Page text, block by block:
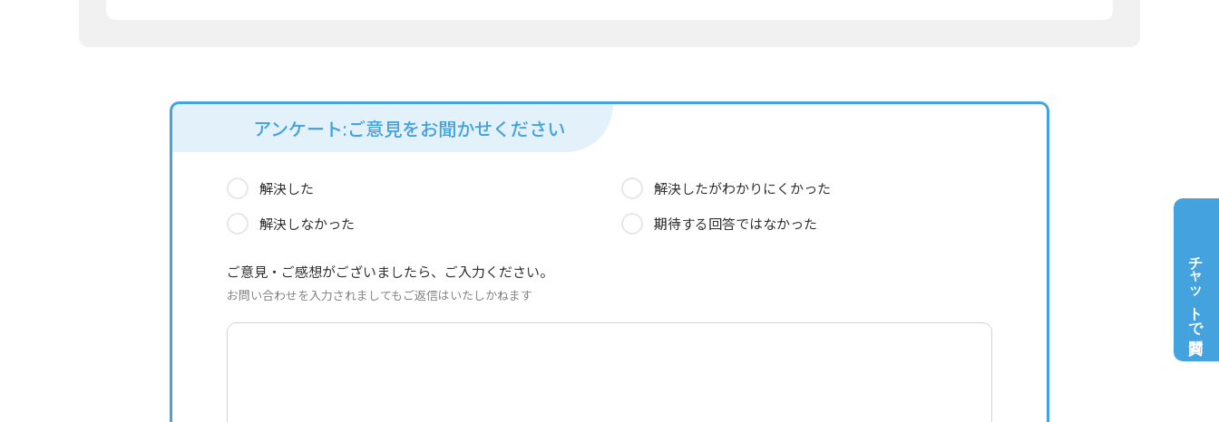
チャットで質問
アンケート:ご意見をお聞かせください
解決した
解決したがわかりにくかった
解決しなかった
期待する回答ではなかった
ご意見・ご感想がございましたら、ご入力ください。
お問い合わせを入力されましてもご返信はいたしかねます